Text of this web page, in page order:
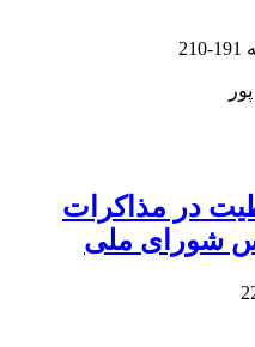
191-210
در مذاکرات
شورای ملی